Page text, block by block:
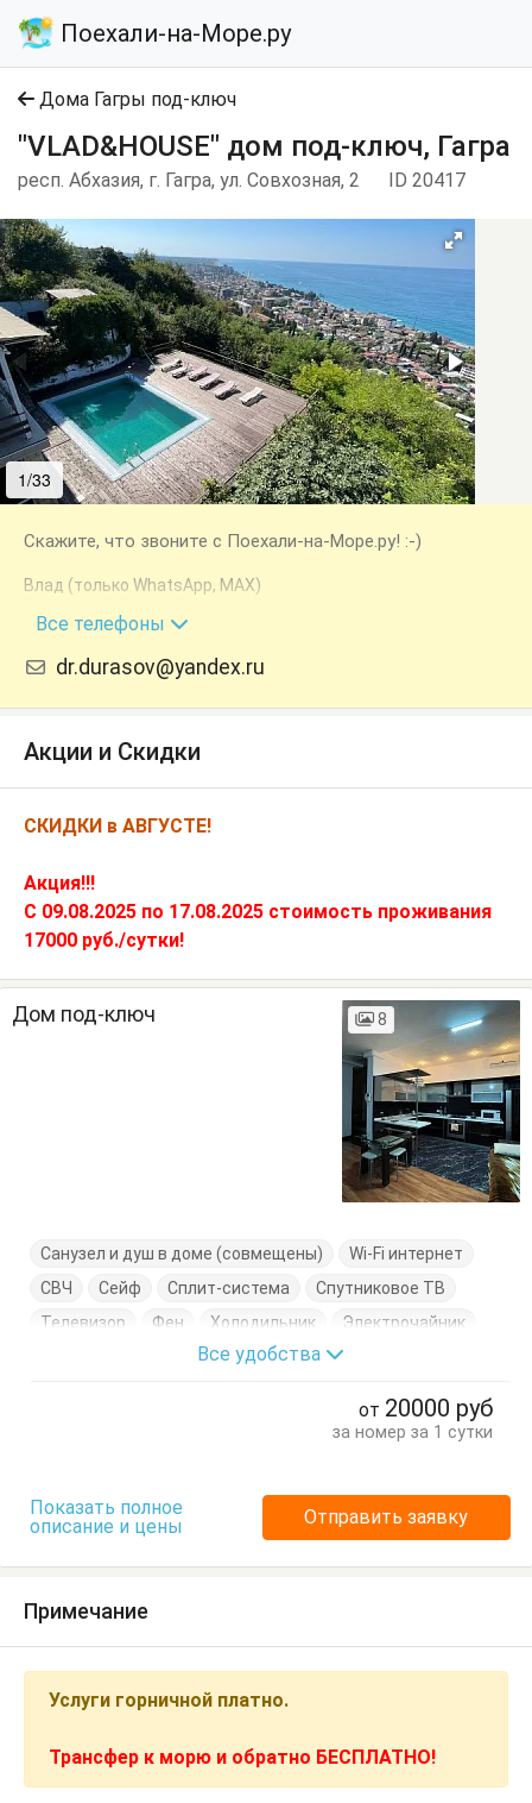
Поехали-на-Море.ру
Дома Гагры под-ключ
"VLAD&HOUSE" дом под-ключ, Гагра
респ. Абхазия, г. Гагра, ул. Совхозная, 2 ID 20417
1/33
Скажите, что звоните с Поехали-на-Море.ру! :-)
Влад (только WhatsАpp, MAX)
+7 (938) 455-58-77
Все телефоны
dr.durasov@yandex.ru
Акции и Скидки
СКИДКИ в АВГУСТЕ!
Акция!!!
С 09.08.2025 по 17.08.2025 стоимость проживания
17000 руб./сутки!
Дом под-ключ 8
Санузел и душ в доме (совмещены)
Wi-Fi интернет
СВЧ
Сейф Сплит-система
Спутниковое ТВ
Телевизор
Фен Холодильник
Электрочайник
Диван-кровать
Кровати двуспальные
Туалетный столик Тумбочки Шкаф
Все удобства
от 20000 руб
за номер за 1 сутки
Показать полное
описание и цены
Отправить заявку
Примечание
Услуги горничной платно.
Трансфер к морю и обратно БЕСПЛАТНО!